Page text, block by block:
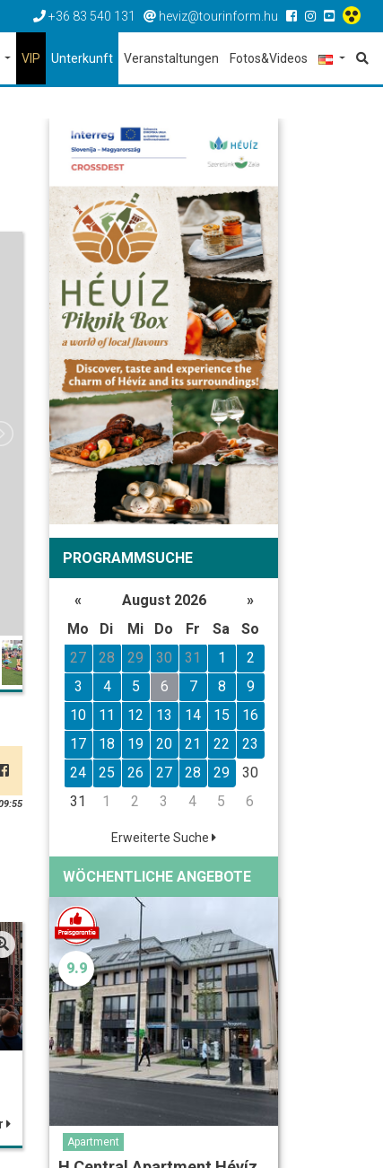
+36 83 540 131 heviz@tourinform.hu
VIP Unterkunft Veranstaltungen Fotos&Videos
PROGRAMMSUCHE
« August 2026
»
Mo
Di Mi Do Fr Sa
So
27
28 29 30 31 1
2
3
4 5 6 7 8
9
10
11 12 13 14 15
16
17
18 19 20 21 22
23
24
25 26 27 28 29
30
31
1 2 3 4 5 6
Erweiterte Suche
WÖCHENTLICHE ANGEBOTE
9.9
Apartment